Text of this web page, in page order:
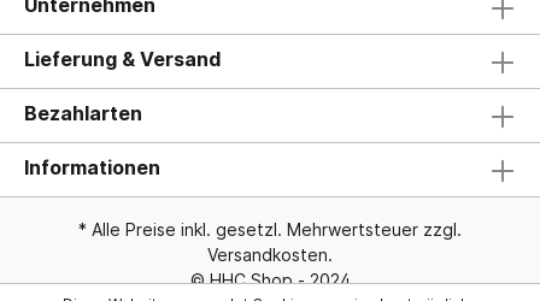
Lieferung & Versand
Bezahlarten
Informationen
* Alle Preise inkl. gesetzl. Mehrwertsteuer zzgl.
Versandkosten.
© HHC Shop - 2024